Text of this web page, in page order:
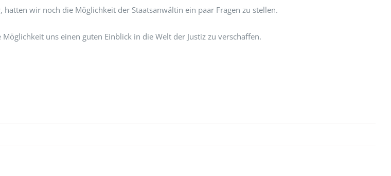
wir noch die Möglichkeit der Staatsanwältin ein paar Fragen zu stellen.
uns einen guten Einblick in die Welt der Justiz zu verschaffen.